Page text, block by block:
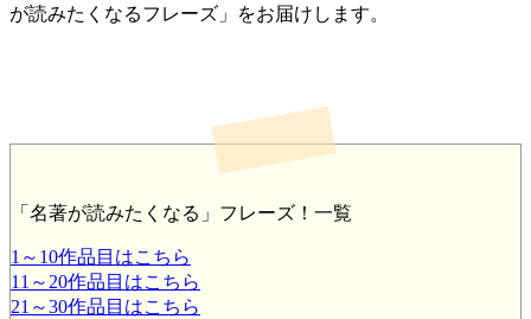
が読みたくなるフレーズ」をお届けします。
「名著が読みたくなる」フレーズ！一覧
1～10作品目はこちら
11～20作品目はこちら
21～30作品目はこちら